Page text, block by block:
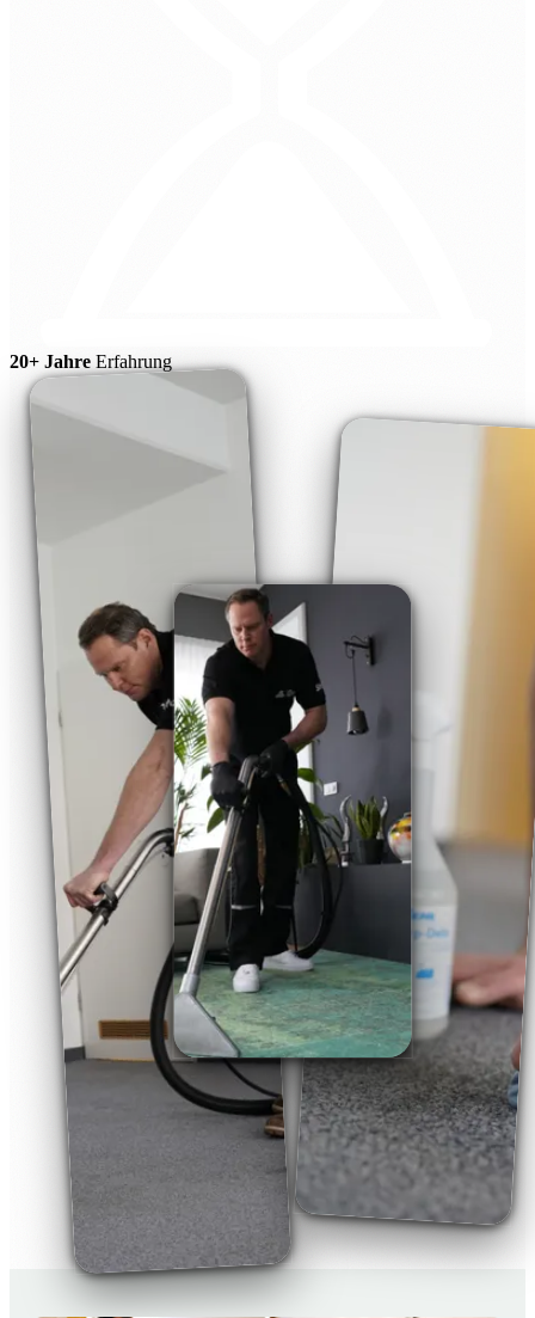
20+ Jahre Erfahrung